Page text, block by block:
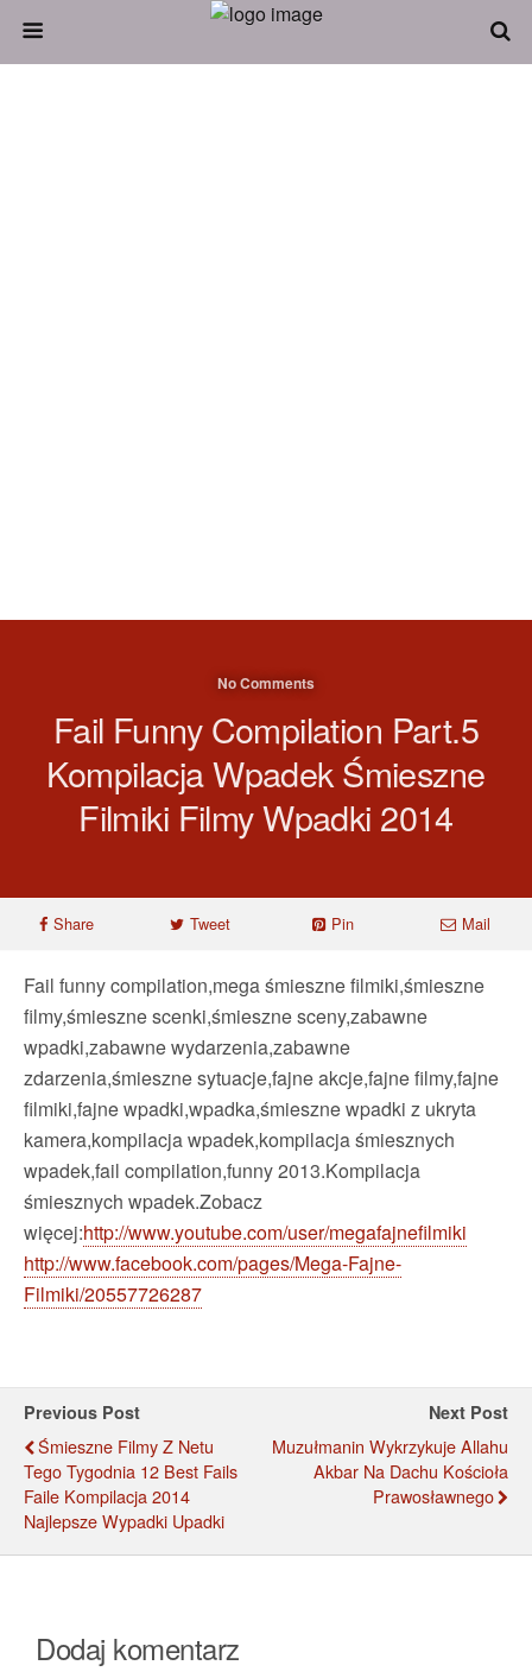
No Comments
Fail Funny Compilation Part.5
Kompilacja Wpadek Śmieszne
Filmiki Filmy Wpadki 2014
Share Tweet Pin Mail
Fail funny compilation,mega śmieszne filmiki,śmieszne
filmy,śmieszne scenki,śmieszne sceny,zabawne
wpadki,zabawne wydarzenia,zabawne
zdarzenia,śmieszne sytuacje,fajne akcje,fajne filmy,fajne
filmiki,fajne wpadki,wpadka,śmieszne wpadki z ukryta
kamera,kompilacjawpadek,kompilacja śmiesznych
wpadek,fail compilation,funny 2013.Kompilacja
śmiesznych wpadek.Zobacz
więcej:http://www.youtube.com/user/megafajnefilmiki
http://www.facebook.com/pages/Mega-Fajne-
Filmiki/20557726287
Previous Post
Śmieszne Filmy Z Netu
Tego Tygodnia 12 Best Fails
Faile Kompilacja 2014
Najlepsze Wypadki Upadki
Next Post
Muzułmanin Wykrzykuje Allahu
Akbar Na Dachu Kościoła
Prawosławnego
Dodaj komentarz